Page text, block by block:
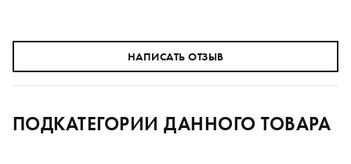
НАПИСАТЬ ОТЗЫВ
ПОДКАТЕГОРИИ ДАННОГО ТОВАРА